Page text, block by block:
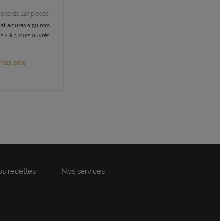
de 120 pièces
ajourés ø 50 mm
2 à 3 jours ouvrés.
les prix
recettes Nos services